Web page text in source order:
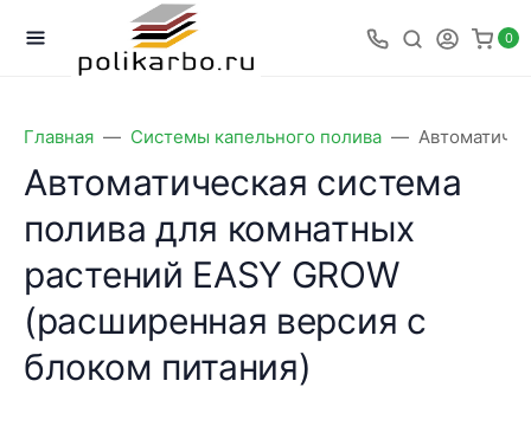
0
Главная Системы капельного полива
Автоматическая система
полива для комнатных
растений EASY GROW
(расширенная версия с
блоком питания)